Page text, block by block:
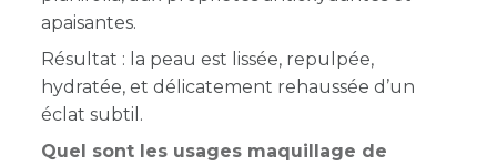
apaisantes.
Résultat : la peau est lissée, repulpée,
hydratée, et délicatement rehaussée d’un
éclat subtil.
Quel sont les usages maquillage de